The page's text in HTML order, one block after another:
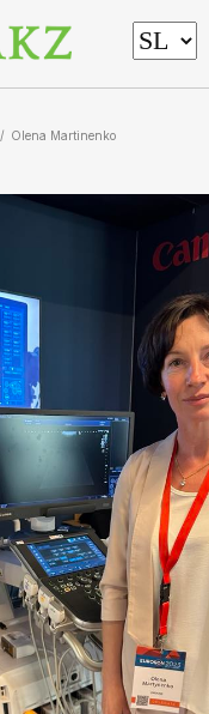
/ Olena Martinenko